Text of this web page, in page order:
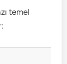
temel